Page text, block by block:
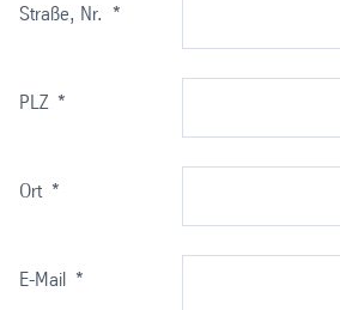
Straße, Nr. *
PLZ *
Ort *
E-Mail *